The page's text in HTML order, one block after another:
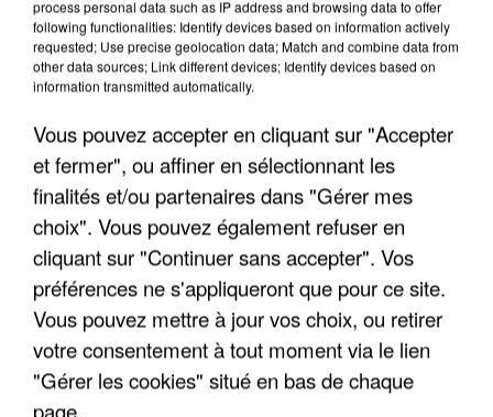
APRÈS TOUTES CES CANICULES, LES REFUGES
DE FAUNE SAUVAGE SONT...
process personal data such as IP address and browsing data to offer
following functionalities: Identify devices based on information actively
requested; Use precise geolocation data; Match and combine data from
other data sources; Link different devices; Identify devices based on
information transmitted automatically.
Vous pouvez accepter en cliquant sur "Accepter
et fermer", ou affiner en sélectionnant les
finalités et/ou partenaires dans "Gérer mes
choix". Vous pouvez également refuser en
cliquant sur "Continuer sans accepter". Vos
préférences ne s'appliqueront que pour ce site.
Vous pouvez mettre à jour vos choix, ou retirer
votre consentement à tout moment via le lien
"Gérer les cookies" situé en bas de chaque
page.